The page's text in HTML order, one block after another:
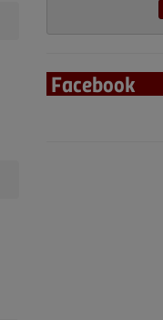
Facebook